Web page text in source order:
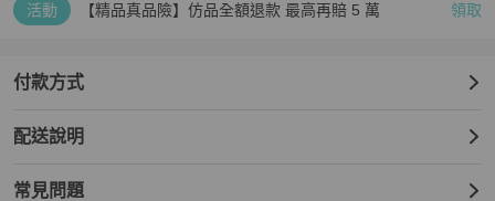
活動 【精品真品險】仿品全額退款 最高再賠 5 萬 領取
付款方式
配送說明
常見問題